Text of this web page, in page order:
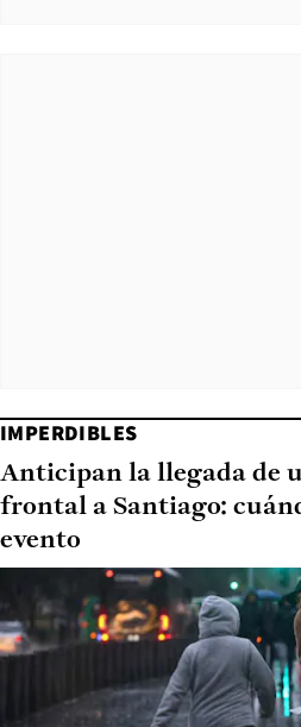
IMPERDIBLES
Anticipan la llegada de
frontal a Santiago:
evento